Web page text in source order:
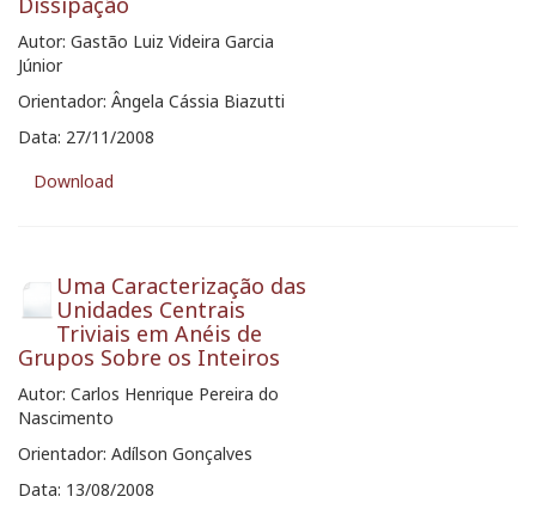
Autor: Gastão Luiz Videira Garcia
Júnior
Orientador: Ângela Cássia Biazutti
Data: 27/11/2008
Download
Uma Caracterização das
Unidades Centrais
Triviais em Anéis de
Grupos Sobre os Inteiros
Autor: Carlos Henrique Pereira do
Nascimento
Orientador: Adílson Gonçalves
Data: 13/08/2008